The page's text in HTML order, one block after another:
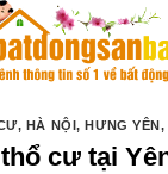
, HÀ NỘI,HƯNG YÊN
cư tại